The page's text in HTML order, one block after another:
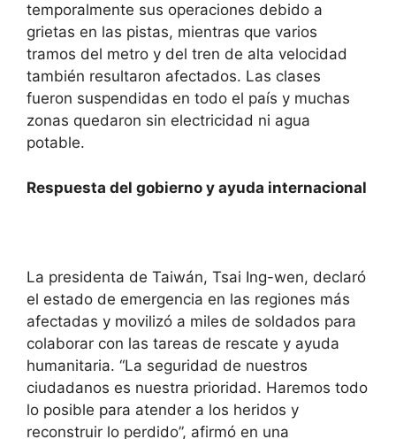
temporalmente sus operaciones debido a
grietas en las pistas, mientras que varios
tramos del metro y del tren de alta velocidad
también resultaron afectados. Las clases
fueron suspendidas en todo el país y muchas
zonas quedaron sin electricidad ni agua
potable.
Respuesta del gobierno y ayuda internacional
La presidenta de Taiwán, Tsai Ing-wen, declaró
el estado de emergencia en las regiones más
afectadas y movilizó a miles de soldados para
colaborar con las tareas de rescate y ayuda
humanitaria. “La seguridad de nuestros
ciudadanos es nuestra prioridad. Haremos todo
lo posible para atender a los heridos y
reconstruir lo perdido”, afirmó en una